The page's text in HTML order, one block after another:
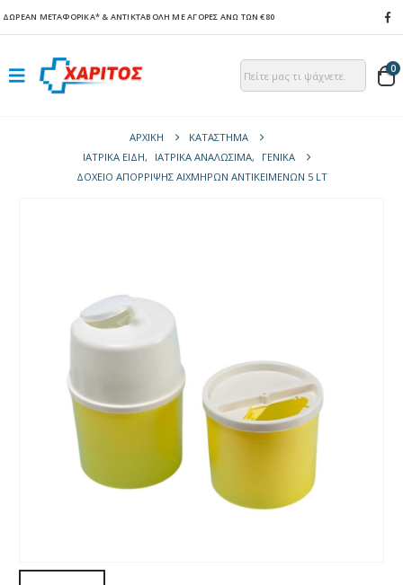
ΔΩΡΕΑΝ ΜΕΤΑΦΟΡΙΚΑ* & ΑΝΤΙΚΤΑΒΟΛΗ ΜΕ ΑΓΟΡΕΣ ΑΝΩ ΤΩΝ €80
0
ΑΡΧΙΚΉ
ΚΑΤΆΣΤΗΜΑ
ΙΑΤΡΙΚΑ ΕΙΔΗ, ΙΑΤΡΙΚΑ ΑΝΑΛΩΣΙΜΑ,
ΓΕΝΙΚΆ
ΔΟΧΕΊΟ ΑΠΌΡΡΙΨΗΣ ΑΙΧΜΗΡΏΝ ΑΝΤΙΚΕΙΜΈΝΩΝ 5 LT